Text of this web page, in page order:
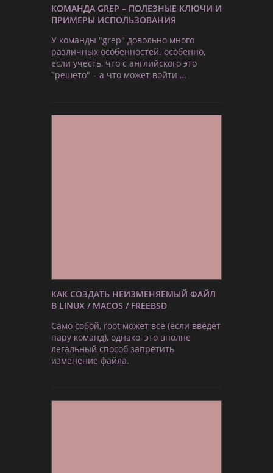
КОМАНДА GREP – ПОЛЕЗНЫЕ КЛЮЧИ И
ПРИМЕРЫ ИСПОЛЬЗОВАНИЯ
У команды "grep" довольно много
различных особенностей. особенно,
если учесть, что с английского это
"решето" – а что может войти …
КАК СОЗДАТЬ НЕИЗМЕНЯЕМЫЙ ФАЙЛ
В LINUX / MACOS / FREEBSD
Само собой, root может всё (если введёт
пару команд), однако, это вполне
легальный способ запретить
изменение файла.